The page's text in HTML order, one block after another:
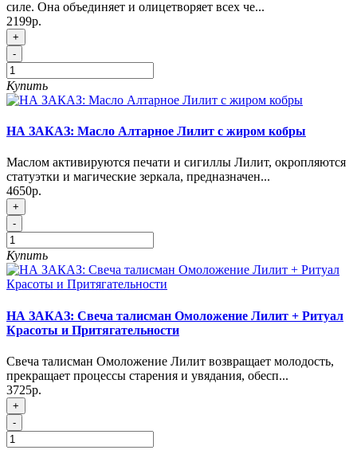
силе. Она объединяет и олицетворяет всех че...
2199р.
+
-
Купить
НА ЗАКАЗ: Масло Алтарное Лилит с жиром кобры
Маслом активируются печати и сигиллы Лилит, окропляются
статуэтки и магические зеркала, предназначен...
4650р.
+
-
Купить
НА ЗАКАЗ: Свеча талисман Омоложение Лилит + Ритуал
Красоты и Притягательности
Свеча талисман Омоложение Лилит возвращает молодость,
прекращает процессы старения и увядания, обесп...
3725р.
+
-